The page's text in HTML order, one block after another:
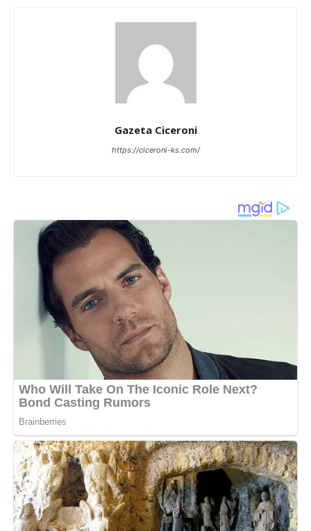
Gazeta Ciceroni
https://ciceroni-ks.com/